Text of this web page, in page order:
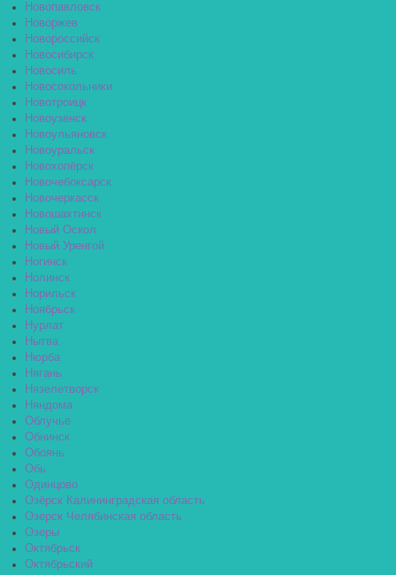
Новопавловск
Новоржев
Новороссийск
Новосибирск
Новосиль
Новосокольники
Новотроицк
Новоузенск
Новоульяновск
Новоуральск
Новохопёрск
Новочебоксарск
Новочеркасск
Новошахтинск
Новый Оскол
Новый Уренгой
Ногинск
Нолинск
Норильск
Ноябрьск
Нурлат
Нытва
Нюрба
Нягань
Нязелетворск
Няндома
Облучье
Обнинск
Обоянь
Обь
Одинцово
Озёрск Калининградская область
Озерск Челябинская область
Озеры
Октябрьск
Октябрьский